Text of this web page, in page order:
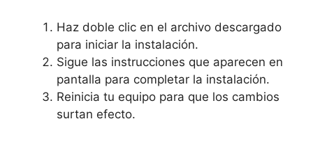
Haz doble clic en el archivo descargado
para iniciar la instalación.
Sigue las instrucciones que aparecen en
pantalla para completar la instalación.
Reinicia tu equipo para que los cambios
surtan efecto.